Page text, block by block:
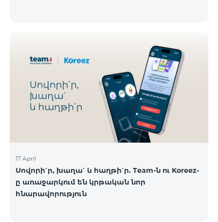
17 April
Սովորի՛ր, խաղա՛ և հաղթի՛ր. Team-ն ու Koreez-
ը առաջարկում են կրթական նոր
հնարավորություն